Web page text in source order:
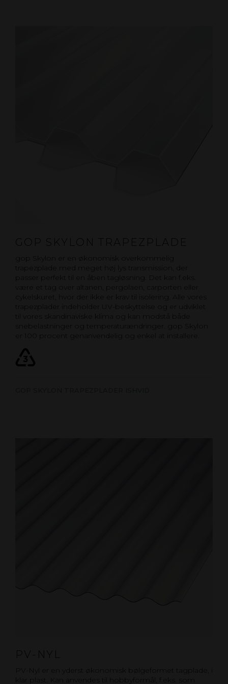
GOP SKYLON TRAPEZPLADE
gop Skylon er en økonomisk overkommelig
trapezplade med meget høj lys transmission, der
passer perfekt til en åben tagløsning. Det kan f.eks.
være et tag over altanen, pergolaen, carporten eller
cykelskuret, hvor der ikke er krav til isolering. Alle vores
trapezplader indeholder UV-beskyttelse og er udviklet
til vores skandinaviske klima og kan modstå både
snebelastninger og temperaturændringer. gop Skylon
er 100 procent genanvendelig og enkel at installere.
PV-NYL
PV-Nyl er en yderst økonomisk bølgeformet tagplade, i
klar plast. Kan anvendes til hobbyformål, f.eks. som